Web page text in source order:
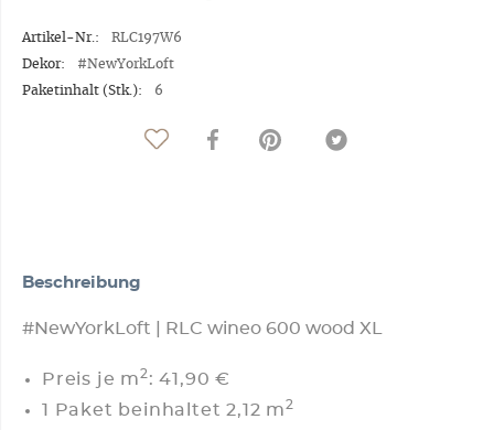
Artikel-Nr.:
RLC197W6
Dekor:
#NewYorkLoft
Paketinhalt (Stk.):
6
Beschreibung
#NewYorkLoft | RLC wineo 600 wood XL
Preis je m2 :41,90 €
1 Paket beinhaltet 2,12 m2